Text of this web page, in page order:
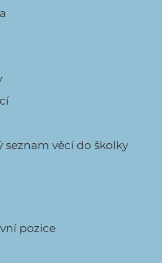
seznam věcí do školky
pozice